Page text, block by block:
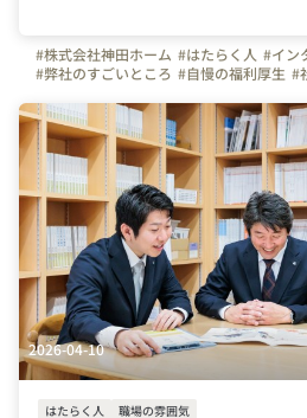
#株式会社神田ホーム #はたらく人 #イン
#弊社のすごいところ #自慢の福利厚生 #
2026-04-10
はたらく人 職場の雰囲気